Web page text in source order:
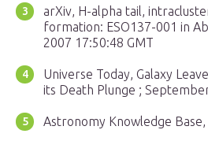
arXiv, H-alpha tail,
formation: ESO137-001 in
2007 17:50:48 GMT
Universe Today, Galaxy
its Death Plunge ;
Astronomy Knowledge